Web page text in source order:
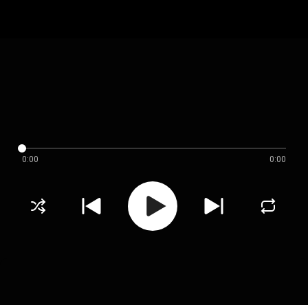
0:00 0:00